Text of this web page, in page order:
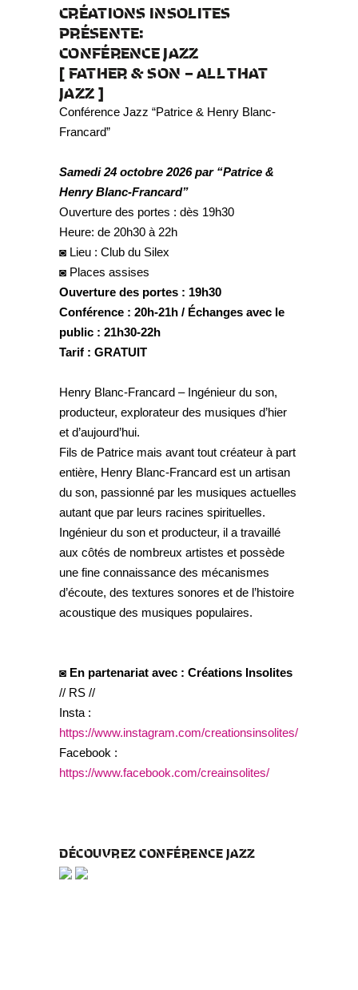
CRÉATIONS INSOLITES
PRÉSENTE:
CONFÉRENCE JAZZ
[ FATHER & SON – ALL THAT
JAZZ ]
Conférence Jazz “Patrice & Henry Blanc-
Francard”
Samedi 24 octobre 2026 par “Patrice &
Henry Blanc-Francard”
Ouverture des portes : dès 19h30
Heure: de 20h30 à 22h
◙ Lieu : Club du Silex
◙ Places assises
Ouverture des portes : 19h30
Conférence : 20h-21h / Échanges avec le
public : 21h30-22h
Tarif : GRATUIT
Henry Blanc-Francard – Ingénieur du son,
producteur, explorateur des musiques d’hier
et d’aujourd’hui.
Fils de Patrice mais avant tout créateur à part
entière, Henry Blanc-Francard est un artisan
du son, passionné par les musiques actuelles
autant que par leurs racines spirituelles.
Ingénieur du son et producteur, il a travaillé
aux côtés de nombreux artistes et possède
une fine connaissance des mécanismes
d’écoute, des textures sonores et de l’histoire
acoustique des musiques populaires.
◙ En partenariat avec : Créations Insolites
// RS //
Insta :
https://www.instagram.com/creationsinsolites/
Facebook :
https://www.facebook.com/creainsolites/
DÉCOUVREZ CONFÉRENCE JAZZ